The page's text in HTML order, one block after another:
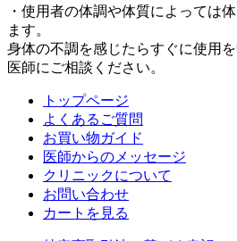
・使用者の体調や体質によっては
ます。
身体の不調を感じたらすぐに使用
医師にご相談ください。
トップページ
よくあるご質問
お買い物ガイド
医師からのメッセージ
クリニックについて
お問い合わせ
カートを見る